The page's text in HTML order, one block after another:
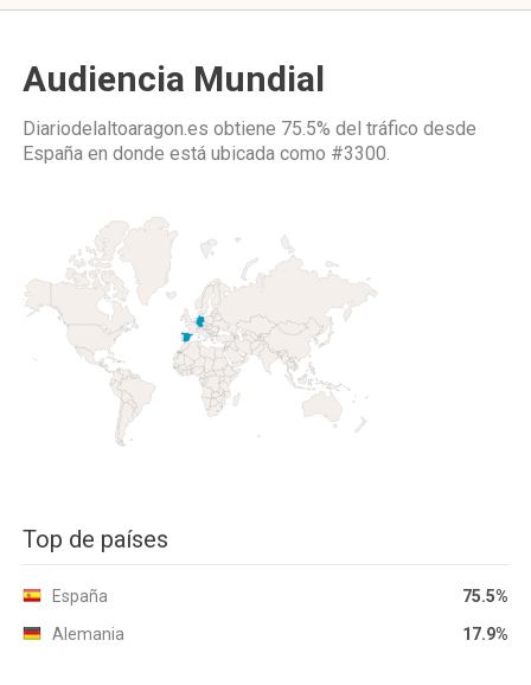
Audiencia Mundial
Diariodelaltoaragon.es obtiene 75.5% del tráfico desde
España en donde está ubicada como #3300.
Top de países
España
75.5%
Alemania
17.9%